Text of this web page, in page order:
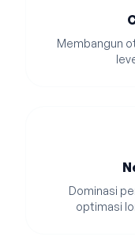
Membangun
Dominasi
optimasi